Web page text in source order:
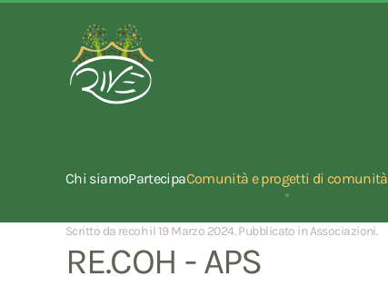
Chi siamoPartecipaComunità e progetti di comunità
Scritto da recoh il 19 Marzo 2024. Pubblicato inAssociazioni.
RE.COH - APS